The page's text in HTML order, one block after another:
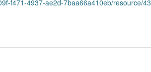
f471-4937-ae2d-7baa66a410eb/resource/